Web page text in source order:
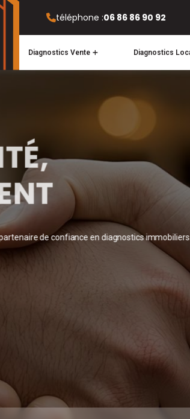
téléphone :06 86 86 90 92
Diagnostics Vente Diagnostics
est obligatoire pour garantir la sécurité des